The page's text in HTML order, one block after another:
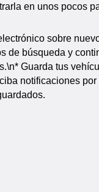
en unos pocos
sobre
de búsqueda y
Guarda tus
notificaciones por